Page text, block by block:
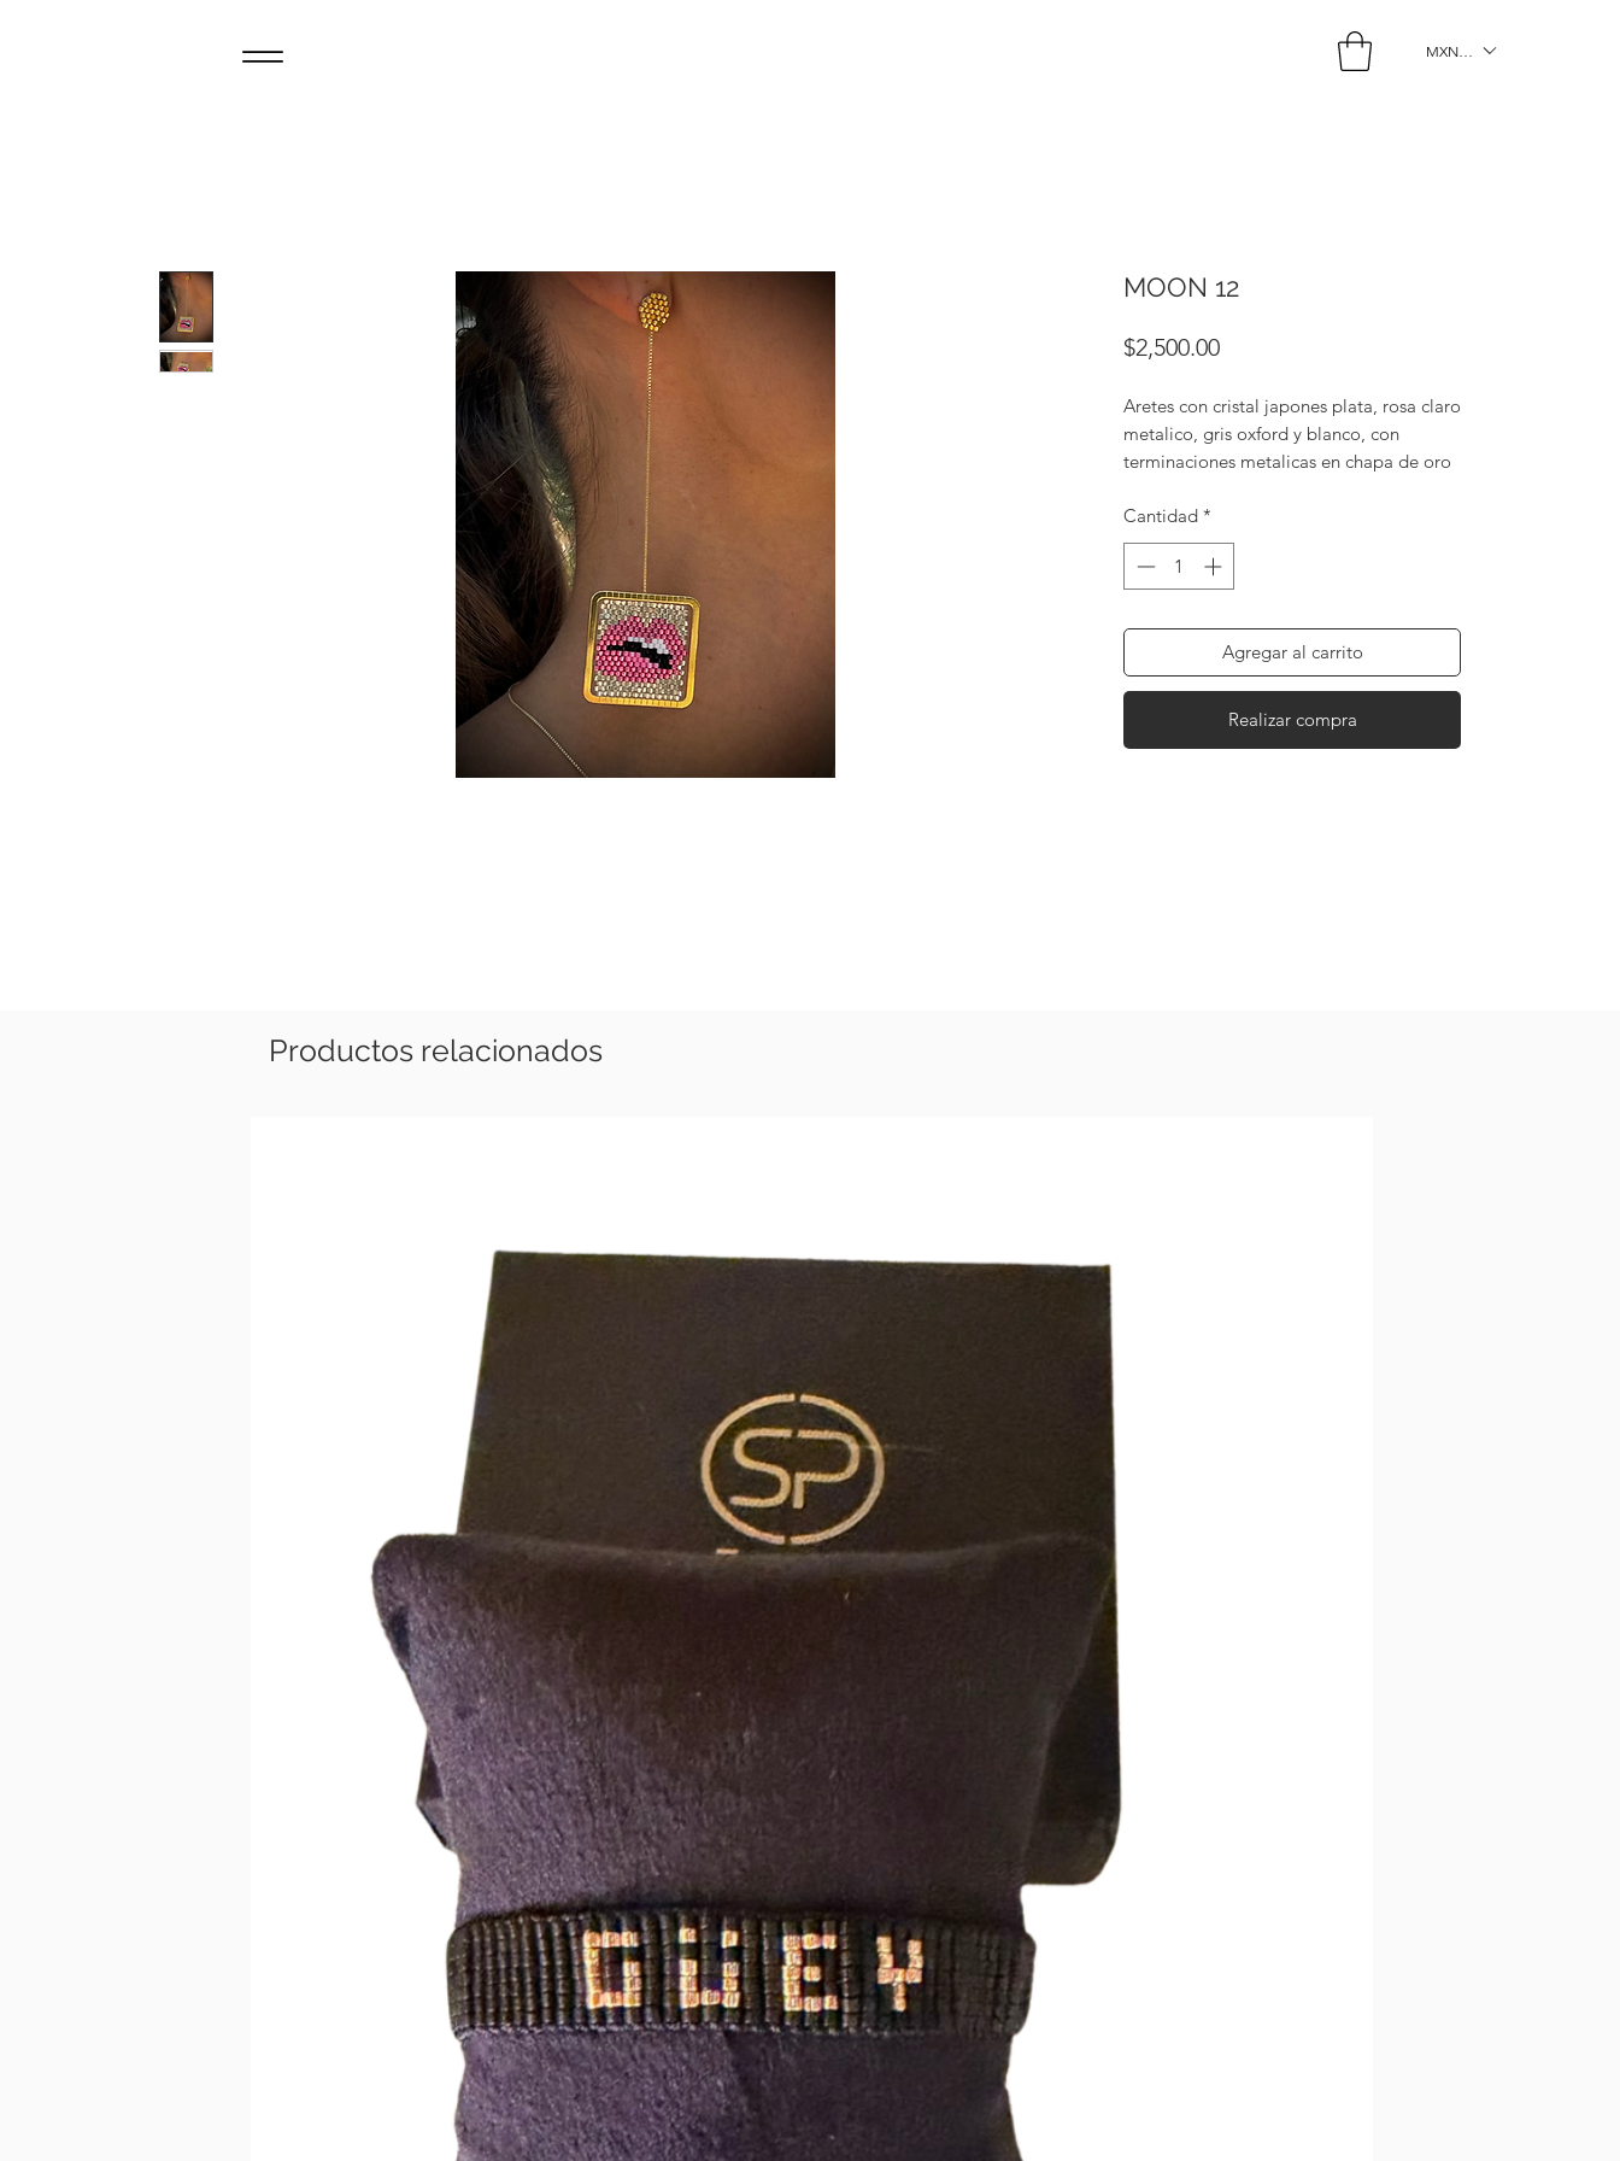
MXN ($)
MOON 12
$2,500.00Precio
Aretes con cristal japones plata, rosa claro
metalico, gris oxford y blanco, con
terminaciones metalicas en chapa de oro
Cantidad *
Agregar al carrito
Realizar compra
Productos relacionados